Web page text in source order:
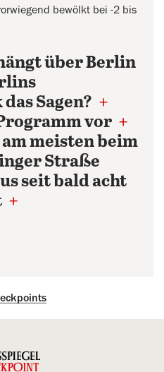
bewölkt bei -2 bis
über Berlin
Sagen? +
vor +
meisten beim
Straße
seit bald acht
+